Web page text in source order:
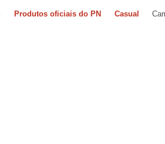
Produtos oficiais do PN Casual